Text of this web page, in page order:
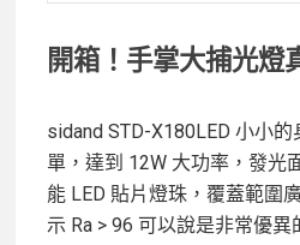
開箱！手掌大捕光燈
sidand STD-X180LED 小小
單，達到 12W 大功率，發光
能 LED 貼片燈珠，覆蓋範圍
示 Ra > 96 可以說是非常優異